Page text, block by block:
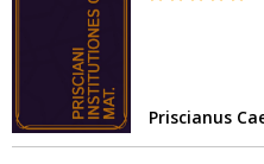
Priscianus